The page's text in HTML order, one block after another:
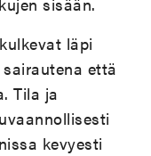
läpi
että
Tila ja
kevyesti